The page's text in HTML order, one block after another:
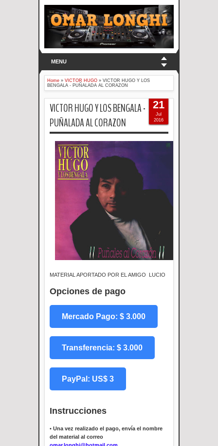
MENU
Home » VICTOR HUGO » VICTOR HUGO Y LOS
BENGALA - PUÑALADA AL CORAZON
VICTOR HUGO Y LOS BENGALA -
PUÑALADA AL CORAZON
MATERIAL APORTADO POR EL AMIGO LUCIO
Opciones de pago
Mercado Pago: $ 3.000
Transferencia: $ 3.000
PayPal: US$ 3
Instrucciones
• Una vez realizado el pago, envía el nombre
del material al correo
21
Jul
2016